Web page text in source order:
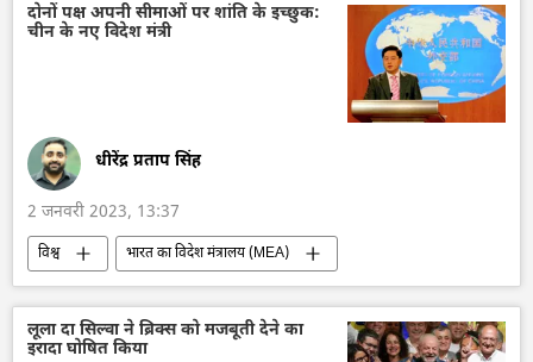
दोनों पक्ष अपनी सीमाओं पर शांति के इच्छुक:
चीन के नए विदेश मंत्री
धीरेंद्र प्रताप सिंह
2 जनवरी 2023, 13:37
विश्व
भारत का विदेश मंत्रालय (MEA)
भारत
चीन लद्दाख
लूला दा सिल्वा ने ब्रिक्स को मजबूती देने का
इरादा घोषित किया